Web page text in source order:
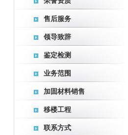
售后服务
领导致辞
鉴定检测
业务范围
加固材料销售
移楼工程
联系方式